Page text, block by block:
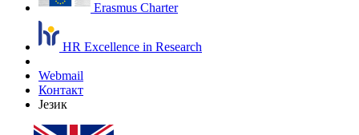
Erasmus Charter
HR Excellence in Research
Webmail
Контакт
Језик